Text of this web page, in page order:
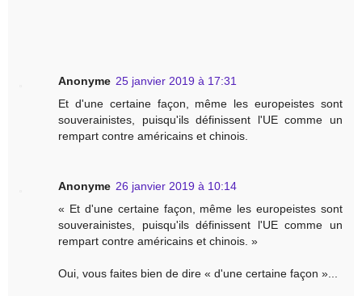
Anonyme 25 janvier 2019 à 17:31
Et d'une certaine façon, même les europeistes sont
souverainistes, puisqu'ils définissent l'UE comme un
rempart contre américains et chinois.
Anonyme 26 janvier 2019 à 10:14
« Et d'une certaine façon, même les europeistes sont
souverainistes, puisqu'ils définissent l'UE comme un
rempart contre américains et chinois. »
Oui, vous faites bien de dire « d'une certaine façon »...